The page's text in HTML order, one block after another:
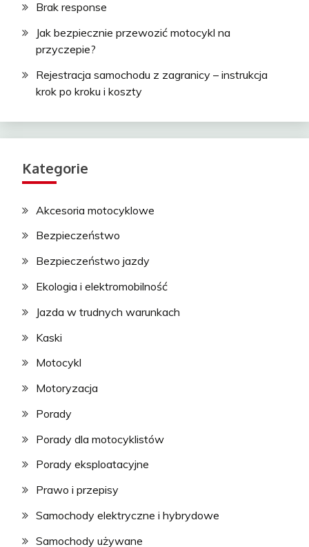
Brak response
Jak bezpiecznie przewozić motocykl na
przyczepie?
Rejestracja samochodu z zagranicy – instrukcja
krok po kroku i koszty
Kategorie
Akcesoria motocyklowe
Bezpieczeństwo
Bezpieczeństwo jazdy
Ekologia i elektromobilność
Jazda w trudnych warunkach
Kaski
Motocykl
Motoryzacja
Porady
Porady dla motocyklistów
Porady eksploatacyjne
Prawo i przepisy
Samochody elektryczne i hybrydowe
Samochody używane